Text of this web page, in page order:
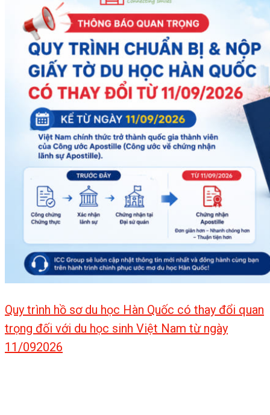
Quy trình hồ sơ du học Hàn Quốc có thay đổi quan
trọng đối với du học sinh Việt Nam từ ngày
11/092026